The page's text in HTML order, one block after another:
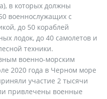
в которых должны
военнослужащих с
до 50 кораблей
лодок, до 40 самолетов и
техники.
военно-морским
2020 года в Черном море
участие 2 тысячи
привлечены военные